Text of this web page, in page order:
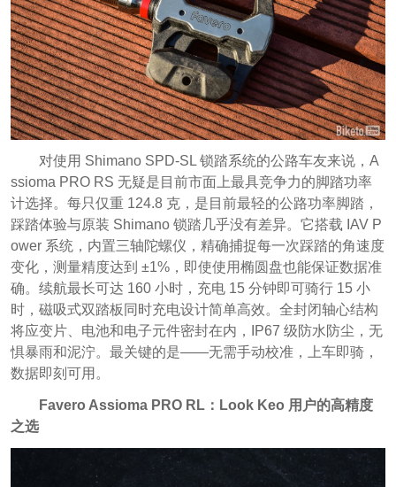
对使用 Shimano SPD-SL 锁踏系统的公路车友来说，A
ssioma PRO RS 无疑是目前市面上最具竞争力的脚踏功率
计选择。每只仅重 124.8 克，是目前最轻的公路功率脚踏，
踩踏体验与原装 Shimano 锁踏几乎没有差异。它搭载 IAV P
ower 系统，内置三轴陀螺仪，精确捕捉每一次踩踏的角速度
变化，测量精度达到 ±1%，即使使用椭圆盘也能保证数据准
确。续航最长可达 160 小时，充电 15 分钟即可骑行 15 小
时，磁吸式双踏板同时充电设计简单高效。全封闭轴心结构
将应变片、电池和电子元件密封在内，IP67 级防水防尘，无
惧暴雨和泥泞。最关键的是——无需手动校准，上车即骑，
数据即刻可用。
Favero Assioma PRO RL：Look Keo 用户的高精度
之选